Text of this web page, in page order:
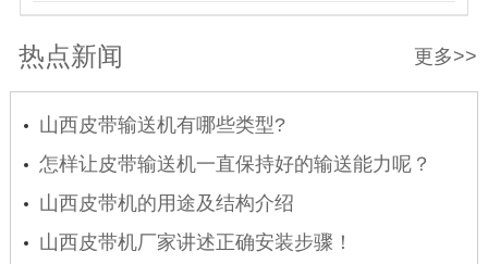
更多>>
热点新闻
山西皮带输送机有哪些类型?
怎样让皮带输送机一直保持好的输送能力呢？
山西皮带机的用途及结构介绍
山西皮带机厂家讲述正确安装步骤！